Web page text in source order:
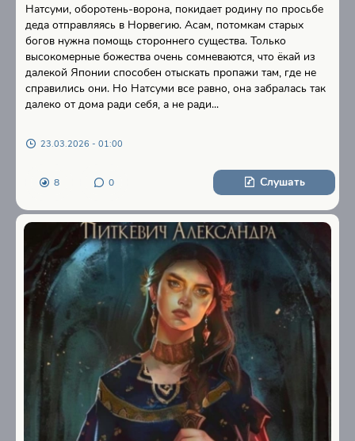
Натсуми, оборотень-ворона, покидает родину по просьбе
деда отправляясь в Норвегию. Асам, потомкам старых
богов нужна помощь стороннего существа. Только
высокомерные божества очень сомневаются, что ёкай из
далекой Японии способен отыскать пропажи там, где не
справились они. Но Натсуми все равно, она забралась так
далеко от дома ради себя, а не ради...
23.03.2026 - 01:00
8 0 Слушать